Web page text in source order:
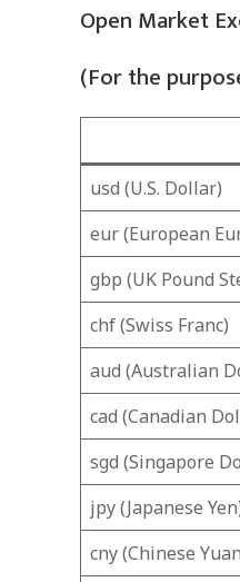
Open Market
(For the
usd (U.S. Dollar)
eur (European
gbp (UK Pound
chf (Swiss Franc)
aud (Australian
cad (Canadian
sgd (Singapore
jpy (Japanese
cny (Chinese